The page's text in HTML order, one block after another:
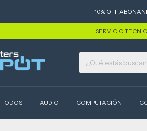
10% OFF
SERVICIO
TODOS AUDIO COMPUTACIÓN